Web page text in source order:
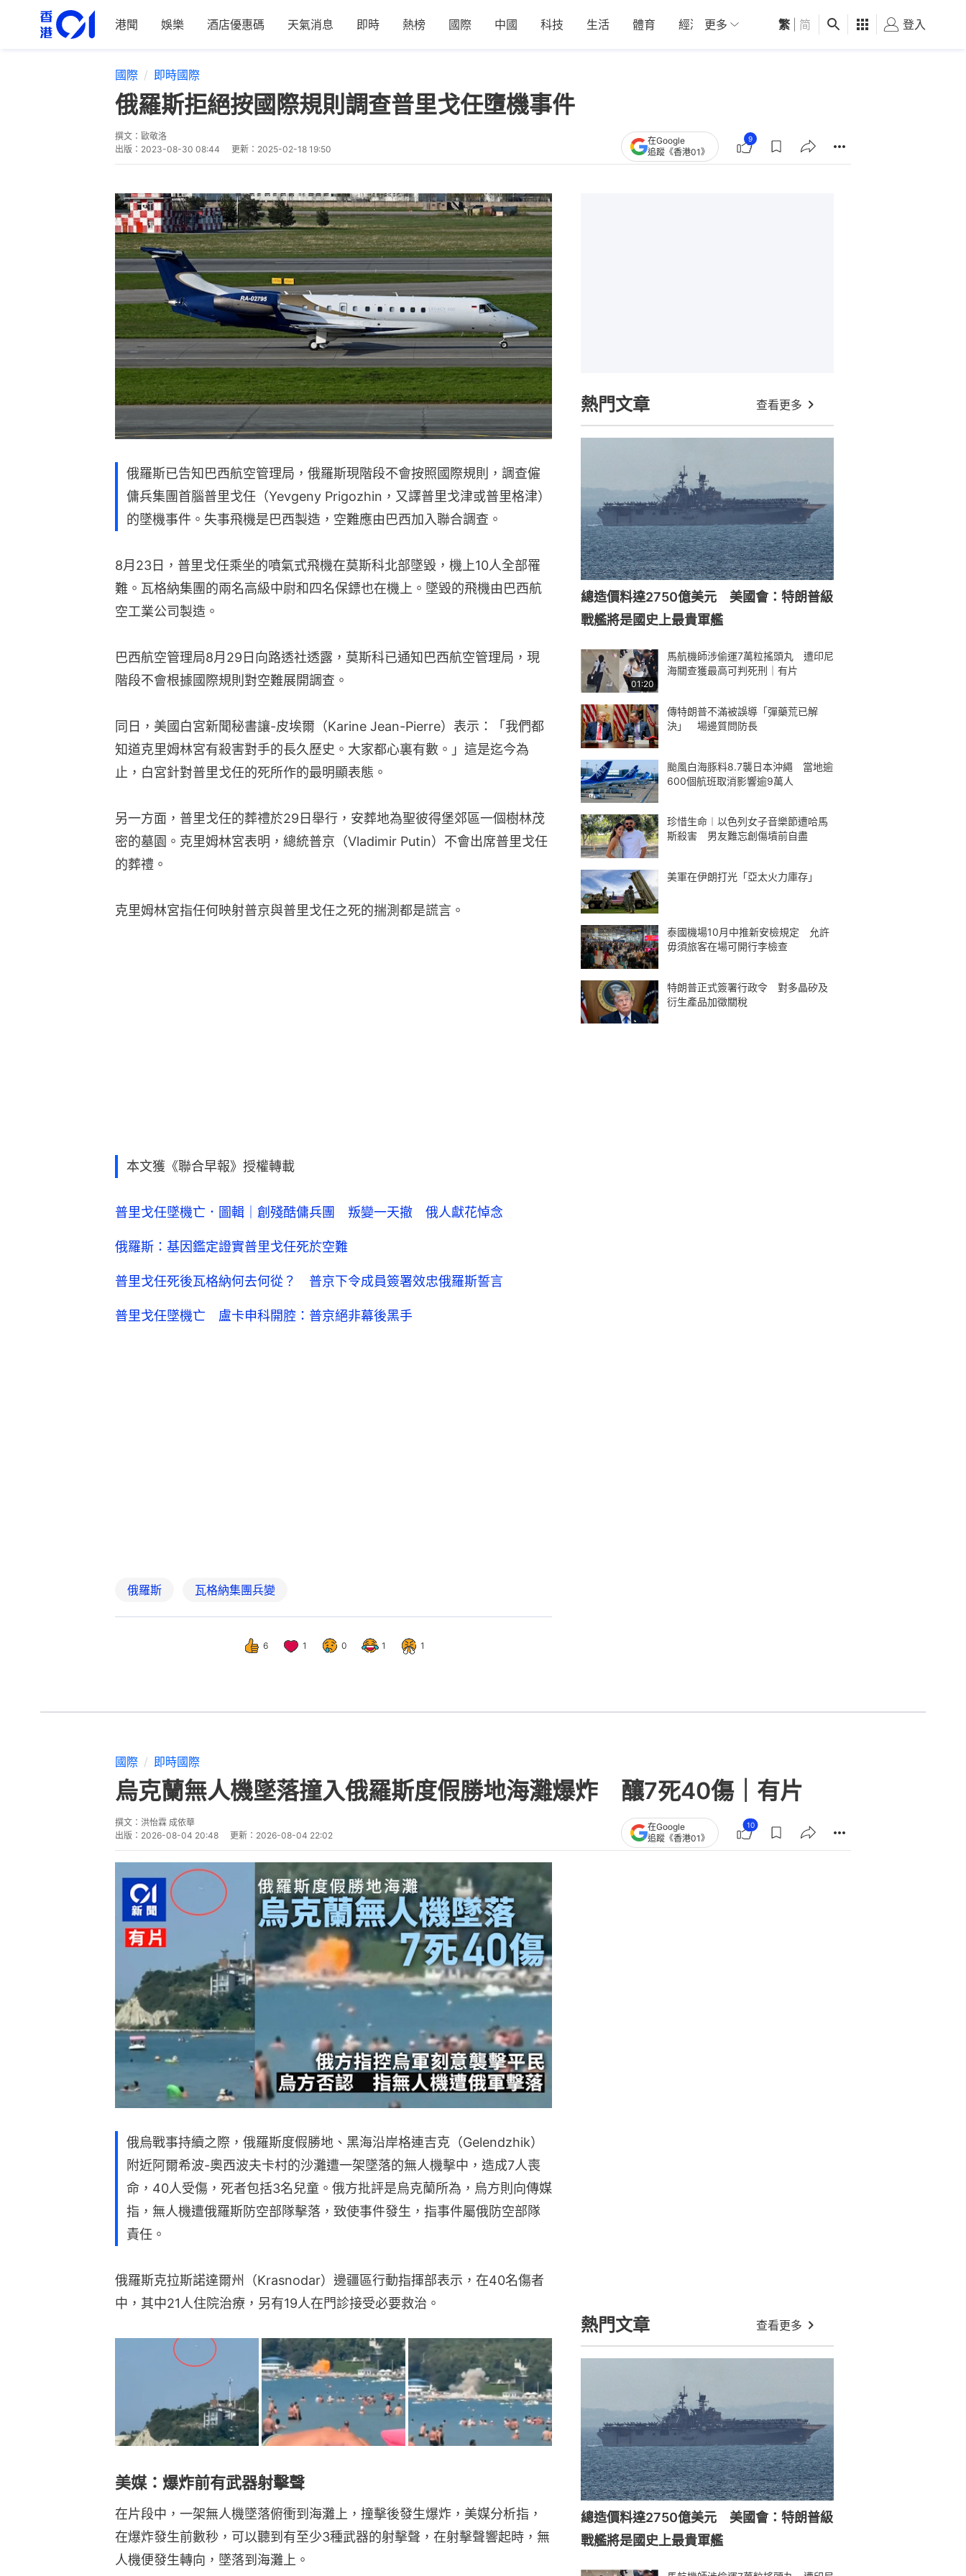
港聞 娛樂 酒店優惠碼 天氣消息 即時 熱榜 國際 中國 科技 生活 體育 經濟 01深圳 觀點 健康 好食玩飛
更多 繁 简 登入
國際 即時國際
俄羅斯拒絕按國際規則調查普里戈任墮機事件
撰文： 歐敬洛
出版： 2023-08-30 08:44 更新： 2025-02-18 19:50
在Google
追蹤《香港01》
9
俄羅斯已告知巴西航空管理局，俄羅斯現階段不會按照國際規則，調查僱
傭兵集團首腦普里戈任（Yevgeny Prigozhin，又譯普里戈津或普里格津）
的墜機事件。失事飛機是巴西製造，空難應由巴西加入聯合調查。
8月23日，普里戈任乘坐的噴氣式飛機在莫斯科北部墜毀，機上10人全部罹
難。瓦格納集團的兩名高級中尉和四名保鏢也在機上。墜毀的飛機由巴西航
空工業公司製造。
巴西航空管理局8月29日向路透社透露，莫斯科已通知巴西航空管理局，現
階段不會根據國際規則對空難展開調查。
同日，美國白宮新聞秘書讓-皮埃爾（Karine Jean-Pierre）表示：「我們都
知道克里姆林宮有殺害對手的長久歷史。大家都心裏有數。」這是迄今為
止，白宮針對普里戈任的死所作的最明顯表態。
另一方面，普里戈任的葬禮於29日舉行，安葬地為聖彼得堡郊區一個樹林茂
密的墓園。克里姆林宮表明，總統普京（Vladimir Putin）不會出席普里戈任
的葬禮。
克里姆林宮指任何映射普京與普里戈任之死的揣測都是謊言。
本文獲《聯合早報》授權轉載
普里戈任墜機亡．圖輯｜創殘酷傭兵團 叛變一天撤 俄人獻花悼念
俄羅斯：基因鑑定證實普里戈任死於空難
普里戈任死後瓦格納何去何從？ 普京下令成員簽署效忠俄羅斯誓言
普里戈任墜機亡 盧卡申科開腔：普京絕非幕後黑手
俄羅斯 瓦格納集團兵變
6 1 0 1 1
熱門文章 查看更多
總造價料達2750億美元 美國會：特朗普級
戰艦將是國史上最貴軍艦
01:20
馬航機師涉偷運7萬粒搖頭丸 遭印尼
海關查獲最高可判死刑｜有片
傳特朗普不滿被誤導「彈藥荒已解
決」 場邊質問防長
颱風白海豚料8.7襲日本沖繩 當地逾
600個航班取消影響逾9萬人
珍惜生命︱以色列女子音樂節遭哈馬
斯殺害 男友難忘創傷墳前自盡
美軍在伊朗打光「亞太火力庫存」
泰國機場10月中推新安檢規定 允許
毋須旅客在場可開行李檢查
特朗普正式簽署行政令 對多晶矽及
衍生產品加徵關稅
國際 即時國際
烏克蘭無人機墜落撞入俄羅斯度假勝地海灘爆炸 釀7死40傷｜有片
撰文： 洪怡霖 成依華
出版： 2026-08-04 20:48 更新： 2026-08-04 22:02
在Google
追蹤《香港01》
10
俄烏戰事持續之際，俄羅斯度假勝地、黑海沿岸格連吉克（Gelendzhik）
附近阿爾希波-奧西波夫卡村的沙灘遭一架墜落的無人機擊中，造成7人喪
命，40人受傷，死者包括3名兒童。俄方批評是烏克蘭所為，烏方則向傳媒
指，無人機遭俄羅斯防空部隊擊落，致使事件發生，指事件屬俄防空部隊
責任。
俄羅斯克拉斯諾達爾州（Krasnodar）邊疆區行動指揮部表示，在40名傷者
中，其中21人住院治療，另有19人在門診接受必要救治。
美媒：爆炸前有武器射擊聲
在片段中，一架無人機墜落俯衝到海灘上，撞擊後發生爆炸，美媒分析指，
在爆炸發生前數秒，可以聽到有至少3種武器的射擊聲，在射擊聲響起時，無
人機便發生轉向，墜落到海灘上。
熱門文章 查看更多
總造價料達2750億美元 美國會：特朗普級
戰艦將是國史上最貴軍艦